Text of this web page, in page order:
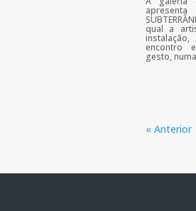
qual a
encontro
gesto,
« Anterior